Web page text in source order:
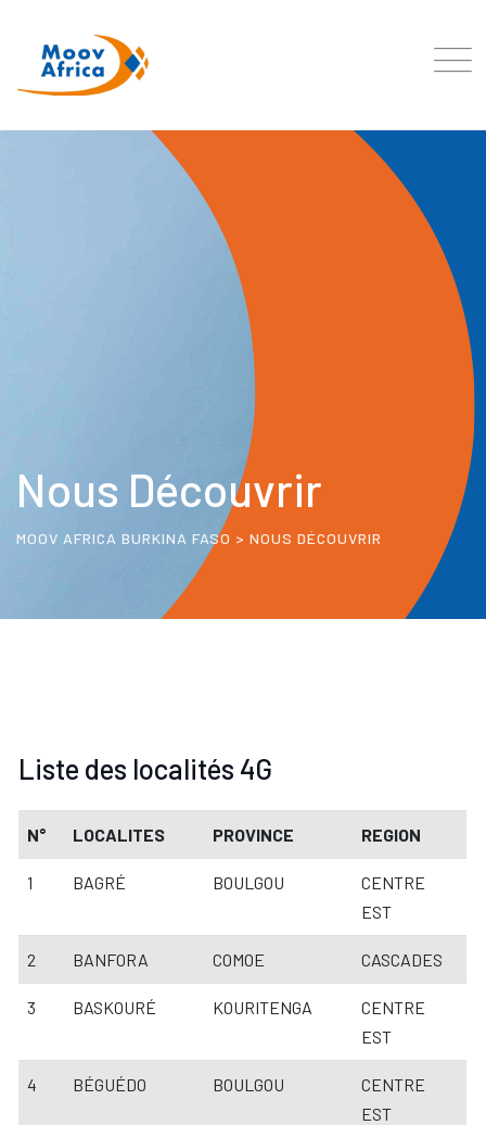
Nous Découvrir
MOOV AFRICA BURKINA FASO > NOUS DÉCOUVRIR
Liste des localités 4G
N° LOCALITES PROVINCE REGION
1 BAGRÉ BOULGOU
CENTRE
EST
2 BANFORA COMOE CASCADES
3 BASKOURÉ KOURITENGA
CENTRE
EST
4 BÉGUÉDO BOULGOU
CENTRE
EST